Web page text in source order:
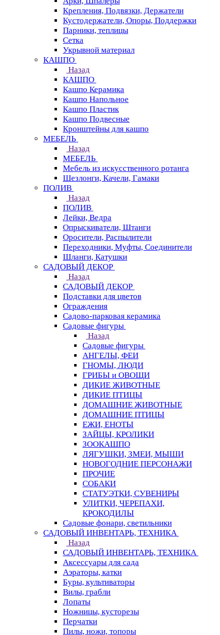
Крепления, Подвязки, Держатели
Кустодержатели, Опоры, Поддержки
Парники, теплицы
Сетка
Укрывной материал
КАШПО
Назад
КАШПО
Кашпо Керамика
Кашпо Напольное
Кашпо Пластик
Кашпо Подвесные
Кронштейны для кашпо
МЕБЕЛЬ
Назад
МЕБЕЛЬ
Мебель из искусственного ротанга
Шезлонги, Качели, Гамаки
ПОЛИВ
Назад
ПОЛИВ
Лейки, Ведра
Опрыскиватели, Штанги
Оросители, Распылители
Переходники, Муфты, Соединители
Шланги, Катушки
САДОВЫЙ ДЕКОР
Назад
САДОВЫЙ ДЕКОР
Подставки для цветов
Ограждения
Садово-парковая керамика
Садовые фигуры
Назад
Садовые фигуры
АНГЕЛЫ, ФЕИ
ГНОМЫ, ЛЮДИ
ГРИБЫ и ОВОЩИ
ДИКИЕ ЖИВОТНЫЕ
ДИКИЕ ПТИЦЫ
ДОМАШНИЕ ЖИВОТНЫЕ
ДОМАШНИЕ ПТИЦЫ
ЕЖИ, ЕНОТЫ
ЗАЙЦЫ, КРОЛИКИ
ЗООКАШПО
ЛЯГУШКИ, ЗМЕИ, МЫШИ
НОВОГОДНИЕ ПЕРСОНАЖИ
ПРОЧИЕ
СОБАКИ
СТАТУЭТКИ, СУВЕНИРЫ
УЛИТКИ, ЧЕРЕПАХИ,
КРОКОДИЛЫ
Садовые фонари, светильники
САДОВЫЙ ИНВЕНТАРЬ, ТЕХНИКА
Назад
САДОВЫЙ ИНВЕНТАРЬ, ТЕХНИКА
Аксессуары для сада
Аэраторы, катки
Буры, культиваторы
Вилы, грабли
Лопаты
Ножницы, кусторезы
Перчатки
Пилы, ножи, топоры